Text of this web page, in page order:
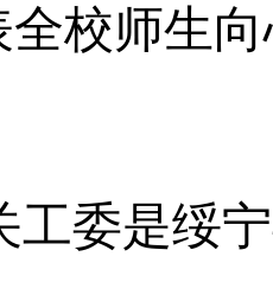
校师生
工委是绥